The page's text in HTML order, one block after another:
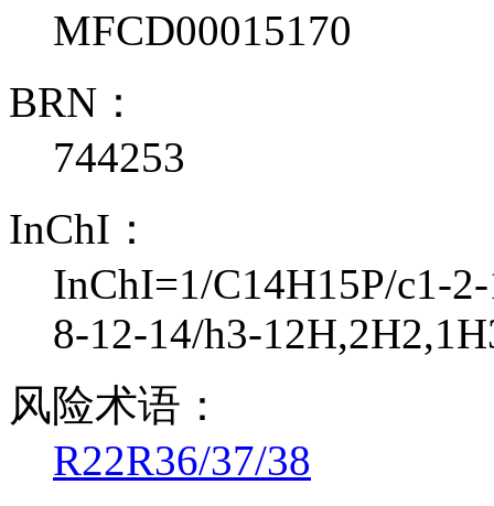
MFCD00015170
BRN：
744253
InChI：
InChI=1/C14H15P/c1-
8-12-14/h3-
风险术语：
R22R36/37/38